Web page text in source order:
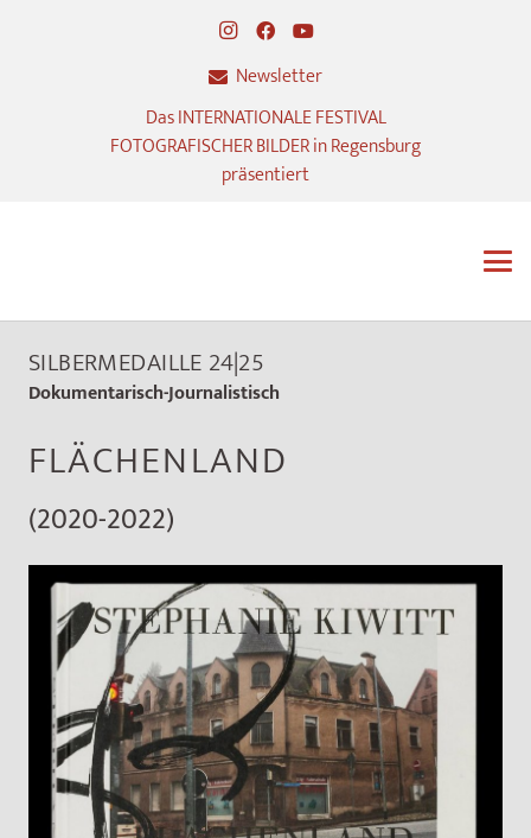
Newsletter
Das INTERNATIONALE FESTIVAL
FOTOGRAFISCHER BILDER in Regensburg
präsentiert
SILBERMEDAILLE 24|25
Dokumentarisch-Journalistisch
FLÄCHENLAND
(2020-2022)